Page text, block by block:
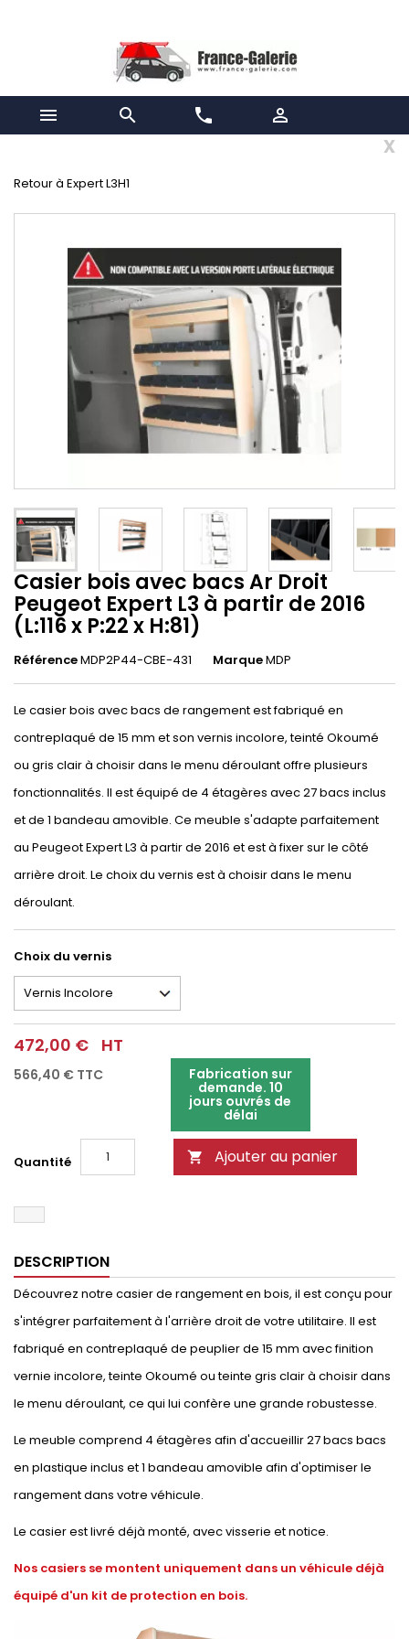
  phone 
x
Retour à Expert L3H1
Casier bois avec bacs Ar Droit
Peugeot Expert L3 à partir de 2016
(L:116 x P:22 x H:81)
RéférenceMDP2P44-CBE-431 MarqueMDP
Le casier bois avec bacs de rangement est fabriqué en
contreplaqué de 15 mm et son vernis incolore, teinté Okoumé
ou gris clair à choisir dans le menu déroulant offre plusieurs
fonctionnalités. Il est équipé de 4 étagères avec 27 bacs inclus
et de 1 bandeau amovible. Ce meuble s'adapte parfaitement
au Peugeot Expert L3 à partir de 2016 et est à fixer sur le côté
arrière droit. Le choix du vernis est à choisir dans le menu
déroulant.
Choix du vernis
472,00 € HT
566,40 € TTC Fabrication sur
demande. 10
jours ouvrés de
délai
Quantité  Ajouter au panier
DESCRIPTION
Découvrez notre casier de rangement en bois, il est conçu pour
s'intégrer parfaitement à l'arrière droit de votre utilitaire. Il est
fabriqué en contreplaqué de peuplier de 15 mm avec finition
vernie incolore, teinte Okoumé ou teinte gris clair à choisir dans
le menu déroulant, ce qui lui confère une grande robustesse.
Le meuble comprend 4 étagères afin d'accueillir 27 bacs bacs
en plastique inclus et 1 bandeau amovible afin d'optimiser le
rangement dans votre véhicule.
Le casier est livré déjà monté, avec visserie et notice.
Nos casiers se montent uniquement dans un véhicule déjà
équipé d'un kit de protection en bois.